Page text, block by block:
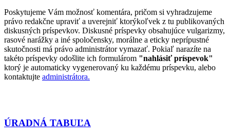
Poskytujeme Vám možnosť komentára, pričom si vyhradzujeme
právo redakčne upraviť a uverejniť ktorýkoľvek z tu publikovaných
diskusných príspevkov. Diskusné príspevky obsahujúce vulgarizmy,
rasové narážky a iné spoločensky, morálne a eticky neprípustné
skutočnosti má právo administrátor vymazať. Pokiaľ narazíte na
takéto príspevky odošlite ich formulárom "nahlásiť príspevok"
ktorý je automaticky vygenerovaný ku každému príspevku, alebo
kontaktujte administrátora.
ÚRADNÁ TABUĽA